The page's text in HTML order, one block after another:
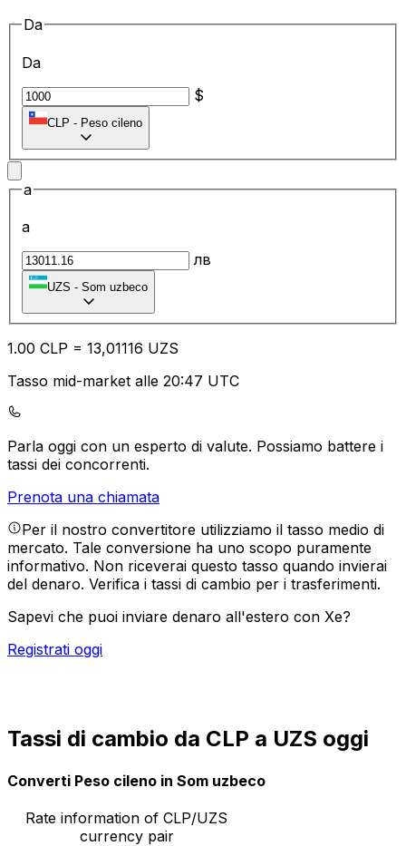
Da
Da
$
CLP - Peso cileno
a
a
лв
UZS - Som uzbeco
1.00 CLP = 13,01116 UZS
Tasso mid-market alle 20:47 UTC
Parla oggi con un esperto di valute. Possiamo battere i
tassi dei concorrenti.
Prenota una chiamata
Per il nostro convertitore utilizziamo il tasso medio di
mercato. Tale conversione ha uno scopo puramente
informativo. Non riceverai questo tasso quando invierai
del denaro. Verifica i tassi di cambio per i trasferimenti.
Sapevi che puoi inviare denaro all'estero con Xe?
Registrati oggi
Tassi di cambio da CLP a UZS oggi
Converti Peso cileno in Som uzbeco
Rate information of CLP/UZS
currency pair